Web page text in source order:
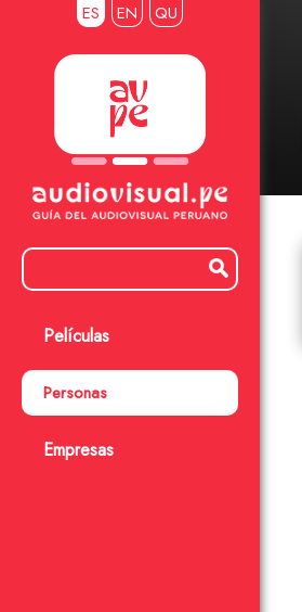
ES EN QU
Películas
Personas
Empresas